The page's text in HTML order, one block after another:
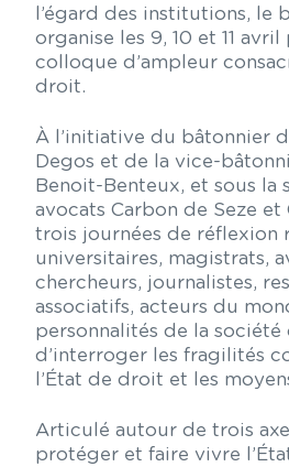
l’égard des institutions, le
organise les 9, 10 et 11
colloque d’ampleur
droit.
À l’initiative du bâtonnier
Degos et de la vice-
Benoit-Benteux, et sous la
avocats Carbon de Seze et
trois journées de réflexion
universitaires, magistrats,
chercheurs, journalistes,
associatifs, acteurs du
personnalités de la société
d’interroger les fragilités
l’État de droit et les
Articulé autour de trois
protéger et faire vivre